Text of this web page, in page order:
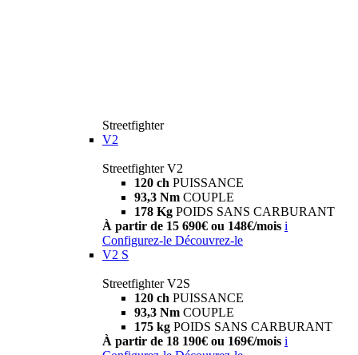
Streetfighter
V2
Streetfighter V2
120 ch PUISSANCE
93,3 Nm COUPLE
178 Kg POIDS SANS CARBURANT
À partir de 15 690€ ou 148€/mois i
Configurez-le Découvrez-le
V2 S
Streetfighter V2S
120 ch PUISSANCE
93,3 Nm COUPLE
175 kg POIDS SANS CARBURANT
À partir de 18 190€ ou 169€/mois i